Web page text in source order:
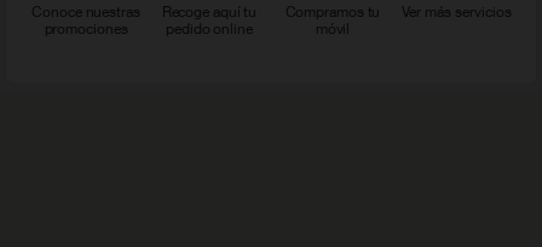
Conoce nuestras
promociones
Recoge aquí tu
pedido online
Compramos tu
móvil
Ver más servicios